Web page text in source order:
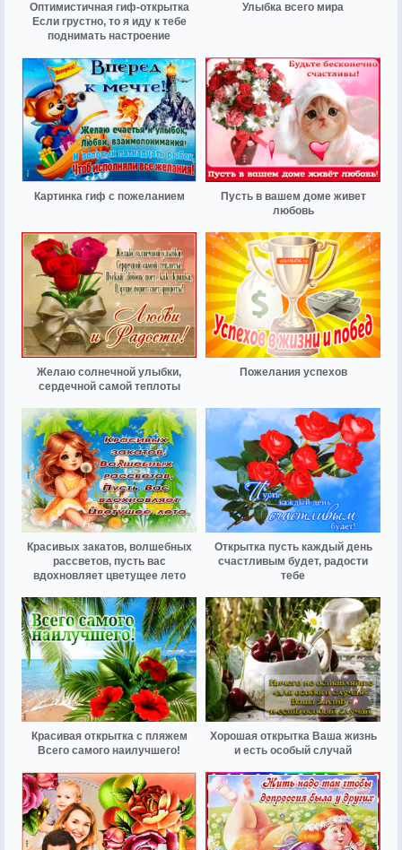
Оптимистичная гиф-открытка
Если грустно, то я иду к тебе
поднимать настроение
Улыбка всего мира
Картинка гиф с пожеланием
Пусть в вашем доме живет
любовь
Желаю солнечной улыбки,
сердечной самой теплоты
Пожелания успехов
Красивых закатов, волшебных
рассветов, пусть вас
вдохновляет цветущее лето
Открытка пусть каждый день
счастливым будет, радости
тебе
Красивая открытка с пляжем
Всего самого наилучшего!
Хорошая открытка Ваша жизнь
и есть особый случай